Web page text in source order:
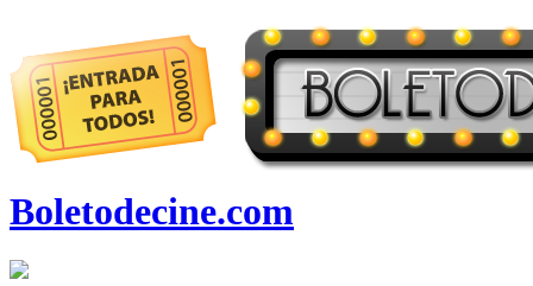
Boletodecine.com